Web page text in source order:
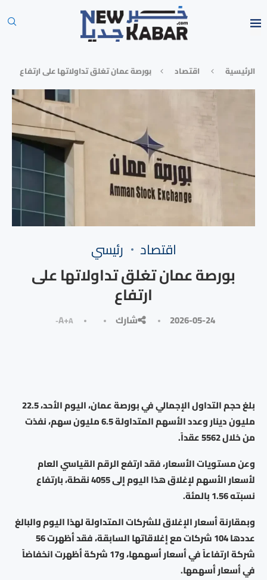
الرئيسية ⁠اقتصاد بورصة عمان تغلق تداولاتها على ارتفاع
⁠اقتصاد رئيسي
بورصة عمان تغلق تداولاتها على
ارتفاع
2026-05-24 شارك A+A-
بلغ حجم التداول الإجمالي في بورصة عمان، اليوم الأحد، 22.5
مليون دينار وعدد الأسهم المتداولة 6.5 مليون سهم، نفذت
من خلال 5562 عقداً.
وعن مستويات الأسعار، فقد ارتفع الرقم القياسي العام
لأسعار الأسهم لإغلاق هذا اليوم إلى 4055 نقطة، بارتفاع
نسبته 1.56 بالمئة.
وبمقارنة أسعار الإغلاق للشركات المتداولة لهذا اليوم والبالغ
عددها 104 شركات مع إغلاقاتها السابقة، فقد أظهرت 56
شركة ارتفاعاً في أسعار أسهمها، و17 شركة أظهرت انخفاضاً
في أسعار أسهمها.